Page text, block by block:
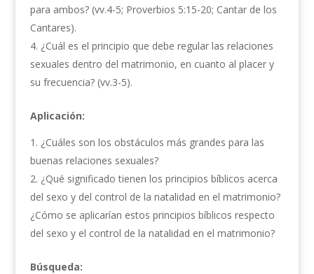
para ambos? (vv.4-5; Proverbios 5:15-20; Cantar de los
Cantares).
¿Cuál es el principio que debe regular las relaciones
sexuales dentro del matrimonio, en cuanto al placer y
su frecuencia? (vv.3-5).
Aplicación:
¿Cuáles son los obstáculos más grandes para las
buenas relaciones sexuales?
¿Qué significado tienen los principios bíblicos acerca
del sexo y del control de la natalidad en el matrimonio?
¿Cómo se aplicarían estos principios bíblicos respecto
del sexo y el control de la natalidad en el matrimonio?
Búsqueda: